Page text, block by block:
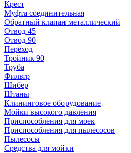
Крест
Муфта соединительная
Обратный клапан металлический
Отвод 45
Отвод 90
Переход
Тройник 90
Труба
Фильтр
Шибер
Штаны
Клининговое оборудование
Мойки высокого давления
Приспособления для моек
Приспособления для пылесосов
Пылесосы
Средства для мойки